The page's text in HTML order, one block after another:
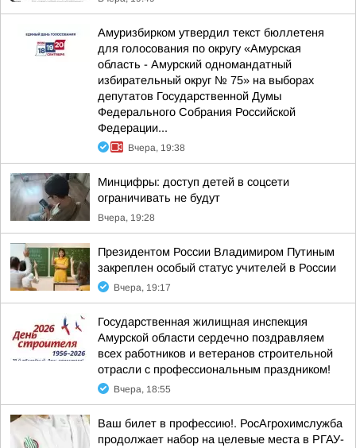
Амуризбирком утвердил текст бюллетеня
для голосования по округу «Амурская
область - Амурский одномандатный
избирательный округ № 75» на выборах
депутатов Государственной Думы
Федерального Собрания Российской
Федерации...
Вчера, 19:38
Минцифры: доступ детей в соцсети
ограничивать не будут
Вчера, 19:28
Президентом России Владимиром Путиным
закреплен особый статус учителей в России
Вчера, 19:17
Государственная жилищная инспекция
Амурской области сердечно поздравляем
всех работников и ветеранов строительной
отрасли с профессиональным праздником!
Вчера, 18:55
Ваш билет в профессию!. РосАгрохимслужба
продолжает набор на целевые места в РГАУ-